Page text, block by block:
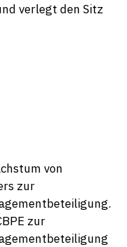
verlegt den Sitz
von
zur
zur